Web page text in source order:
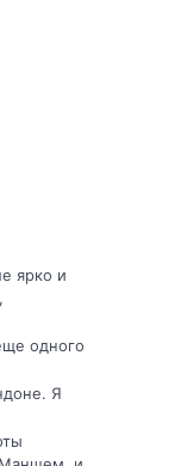
ярко и
одного
Я